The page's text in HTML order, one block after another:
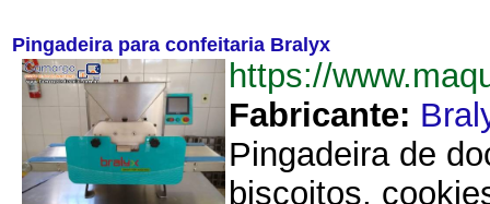
Pingadeira para confeitaria Bralyx
https://
Fabricante:
Pingadeira de
biscoitos,